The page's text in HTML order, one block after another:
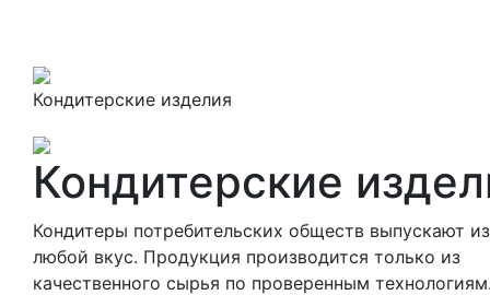
Кондитерские изделия
Кондитерские
Кондитеры потребительских обществ выпускают
любой вкус. Продукция производится только из
качественного сырья по проверенным